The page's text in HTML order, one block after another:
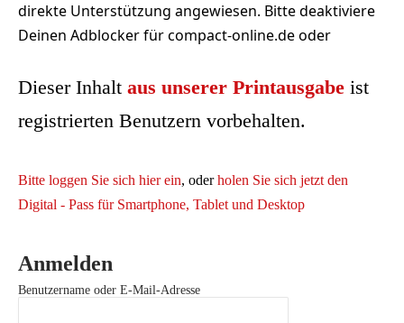
direkte Unterstützung angewiesen. Bitte deaktiviere
Deinen Adblocker für compact-online.de oder
Dieser Inhalt aus unserer Printausgabe ist
registrierten Benutzern vorbehalten.
Bitte loggen Sie sich hier ein, oderholen Sie sich jetzt den
Digital - Pass für Smartphone, Tablet und Desktop
Anmelden
Benutzername oder E-Mail-Adresse